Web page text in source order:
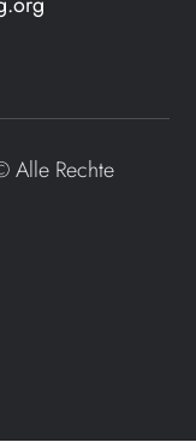
Alle Rechte